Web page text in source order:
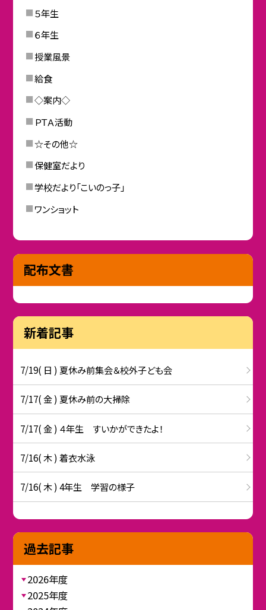
５年生
６年生
授業風景
給食
◇案内◇
ＰＴＡ活動
☆その他☆
保健室だより
学校だより「こいのっ子」
ワンショット
配布文書
新着記事
7/19( 日 ) 夏休み前集会＆校外子ども会
7/17( 金 ) 夏休み前の大掃除
7/17( 金 ) ４年生 すいかができたよ！
7/16( 木 ) 着衣水泳
7/16( 木 ) 4年生 学習の様子
過去記事
2026年度
2025年度